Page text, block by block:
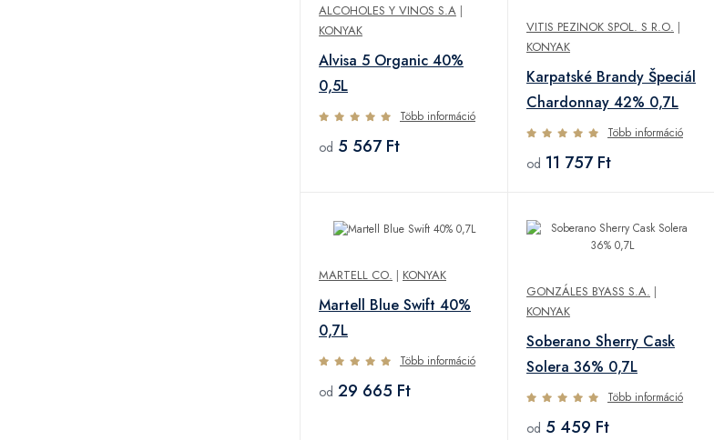
ALCOHOLES Y VINOS S.A |
KONYAK
Alvisa 5 Organic 40%
0,5L
Több információ
od 5 567 Ft
VITIS PEZINOK SPOL. S R.O. |
KONYAK
Karpatské Brandy Špeciál
Chardonnay 42% 0,7L
Több információ
od 11 757 Ft
MARTELL CO. | KONYAK
Martell Blue Swift 40%
0,7L
Több információ
od 29 665 Ft
GONZÁLES BYASS S.A. |
KONYAK
Soberano Sherry Cask
Solera 36% 0,7L
Több információ
od 5 459 Ft